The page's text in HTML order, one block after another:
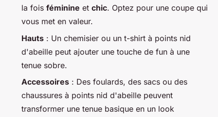
la fois féminine et chic. Optez pour une coupe qui
vous met en valeur.
Hauts : Un chemisier ou un t-shirt à points nid
d'abeille peut ajouter une touche de fun à une
tenue sobre.
Accessoires : Des foulards, des sacs ou des
chaussures à points nid d'abeille peuvent
transformer une tenue basique en un look